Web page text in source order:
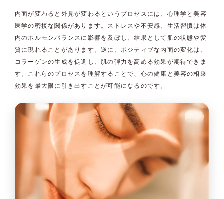
内面が変わると外見が変わるというプロセスには、心理学と美容
医学の密接な関係があります。ストレスや不安感、生活習慣は体
内のホルモンバランスに影響を及ぼし、結果として肌の状態や髪
質に現れることがあります。逆に、ポジティブな内面の変化は、
コラーゲンの生成を促進し、肌の弾力を高める効果が期待できま
す。これらのプロセスを理解することで、心の健康と美容の相乗
効果を最大限に引き出すことが可能になるのです。